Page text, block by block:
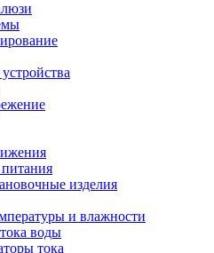
изделия
и влажности
воды
тока